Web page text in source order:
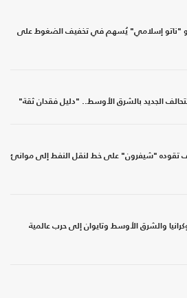
"ناتو إسلامي" يُسهم في تخفيف الضغوط على
الجديد بالشرق الأوسط.. "دليل فقدان ثقة"
تقوده "شيفرون" على خط لنقل النفط إلى موانئ
والشرق الأوسط وتايوان إلى حرب عالمية